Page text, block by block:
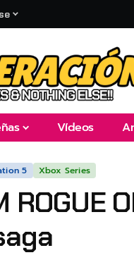
Vídeos
5 Xbox Series